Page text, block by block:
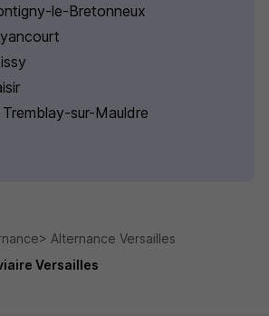
le-Bretonneux
sur-Mauldre
Alternance Versailles
Versailles